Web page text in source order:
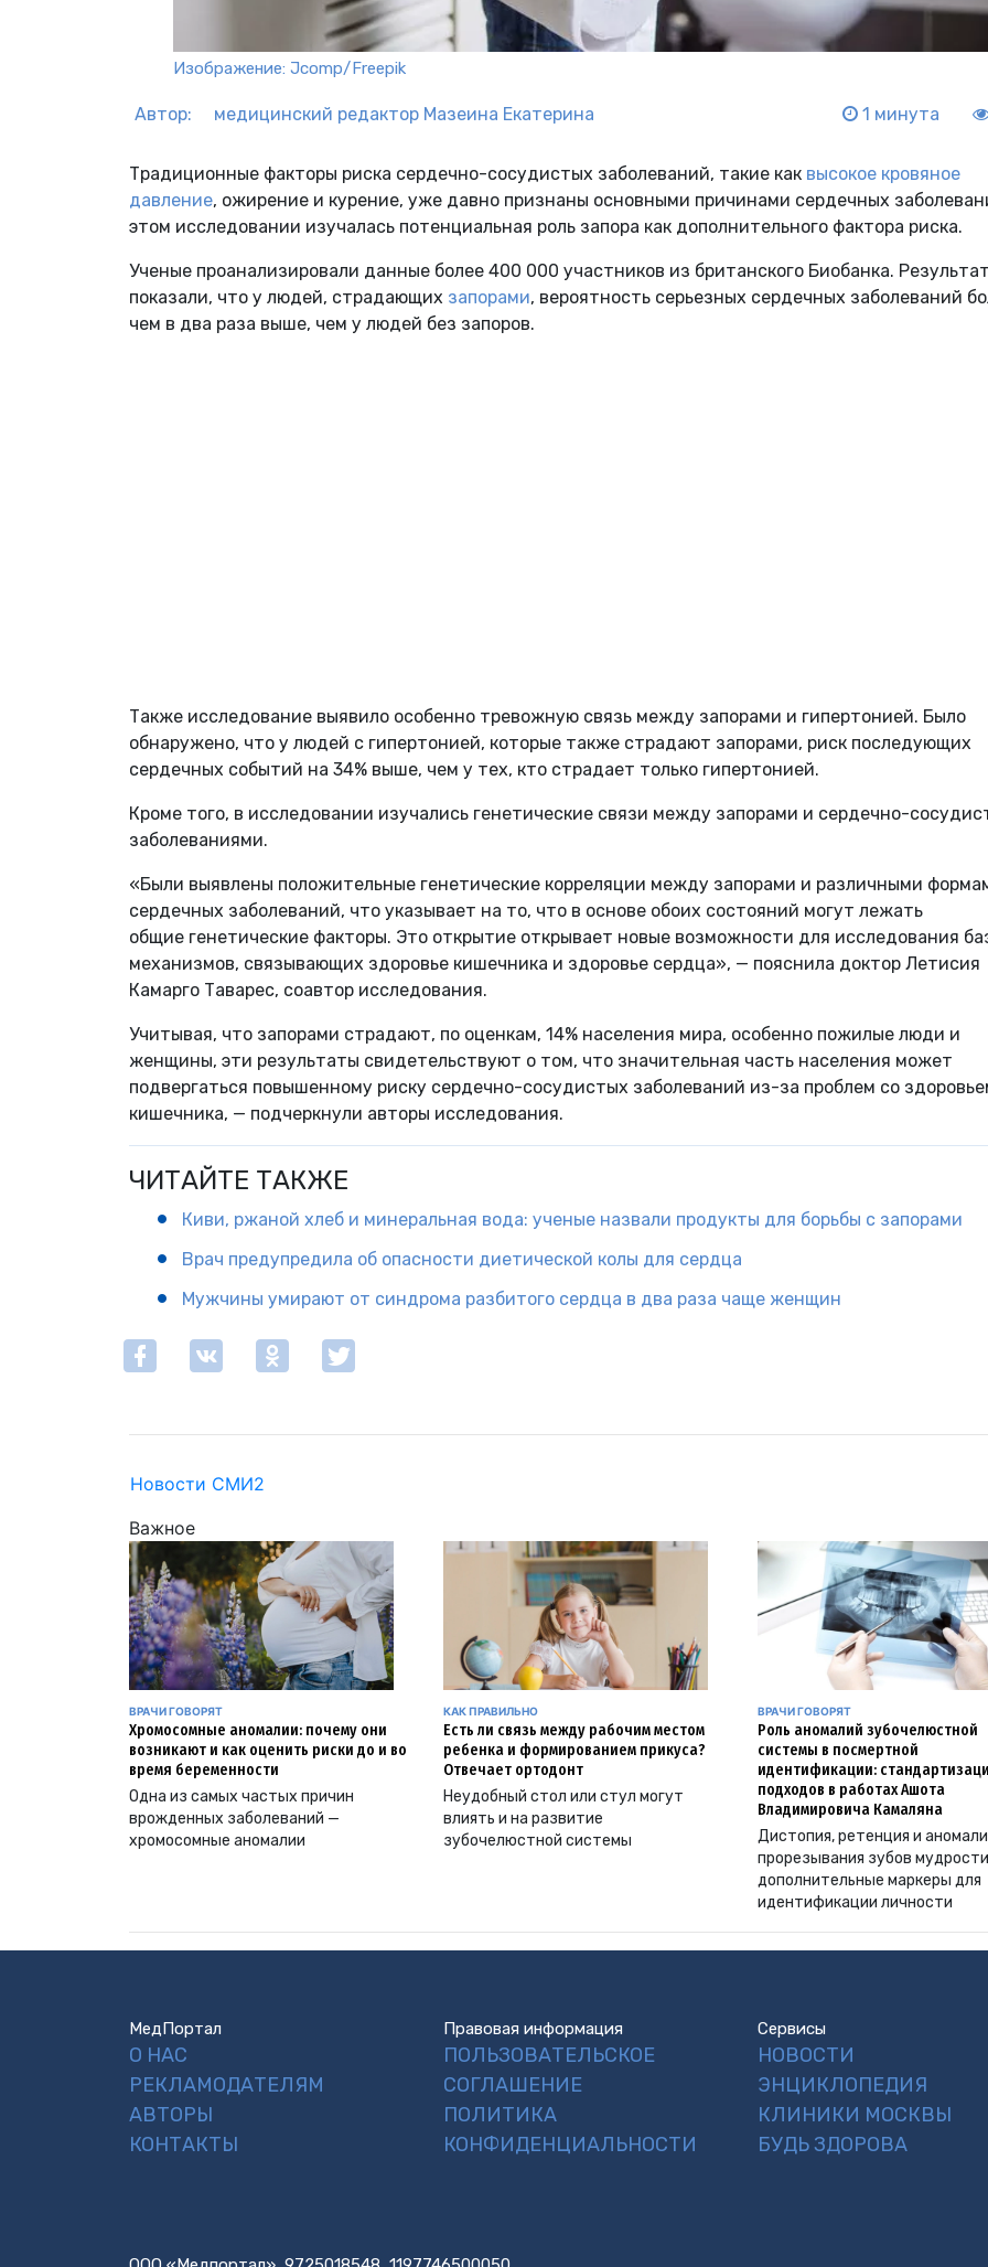
Изображение: Jcomp/Freepik
Автор: медицинский редактор Мазеина Екатерина 1 минута
Традиционные факторы риска сердечно-сосудистых заболеваний, такие как высокое кровяное
давление, ожирение и курение, уже давно признаны основными причинами сердечных
этом исследовании изучалась потенциальная роль запора как дополнительного фактора риска.
Ученые проанализировали данные более 400 000 участников из британского Биобанка.
показали, что у людей, страдающих запорами, вероятность серьезных сердечных заболеваний
чем в два раза выше, чем у людей без запоров.
Также исследование выявило особенно тревожную связь между запорами и гипертонией. Было
обнаружено, что у людей с гипертонией, которые также страдают запорами, риск последующих
сердечных событий на 34% выше, чем у тех, кто страдает только гипертонией.
Кроме того, в исследовании изучались генетические связи между запорами и сердечно-
заболеваниями.
«Были выявлены положительные генетические корреляции между запорами и различными
сердечных заболеваний, что указывает на то, что в основе обоих состояний могут лежать
общие генетические факторы. Это открытие открывает новые возможности для исследования
механизмов, связывающих здоровье кишечника и здоровье сердца», — пояснила доктор Летисия
Камарго Таварес, соавтор исследования.
Учитывая, что запорами страдают, по оценкам, 14% населения мира, особенно пожилые люди и
женщины, эти результаты свидетельствуют о том, что значительная часть населения может
подвергаться повышенному риску сердечно-сосудистых заболеваний из-за проблем со
кишечника, — подчеркнули авторы исследования.
ЧИТАЙТЕ ТАКЖЕ
Киви, ржаной хлеб и минеральная вода: ученые назвали продукты для борьбы с запорами
Врач предупредила об опасности диетической колы для сердца
Мужчины умирают от синдрома разбитого сердца в два раза чаще женщин
Новости СМИ2
Важное
ВРАЧИ ГОВОРЯТ
Хромосомные аномалии: почему они
возникают и как оценить риски до и во
время беременности
Одна из самых частых причин
врожденных заболеваний —
хромосомные аномалии
КАК ПРАВИЛЬНО
Есть ли связь между рабочим местом
ребенка и формированием прикуса?
Отвечает ортодонт
Неудобный стол или стул могут
влиять и на развитие
зубочелюстной системы
ВРАЧИ ГОВОРЯТ
Роль аномалий зубочелюстной
системы в посмертной
идентификации:
подходов в работах Ашота
Владимировича Камаляна
Дистопия, ретенция и
прорезывания зубов
дополнительные маркеры для
идентификации личности
МедПортал
О НАС
РЕКЛАМОДАТЕЛЯМ
АВТОРЫ
КОНТАКТЫ
Правовая информация
ПОЛЬЗОВАТЕЛЬСКОЕ
СОГЛАШЕНИЕ
ПОЛИТИКА
КОНФИДЕНЦИАЛЬНОСТИ
Сервисы
НОВОСТИ
ЭНЦИКЛОПЕДИЯ
КЛИНИКИ МОСКВЫ
БУДЬ ЗДОРОВА